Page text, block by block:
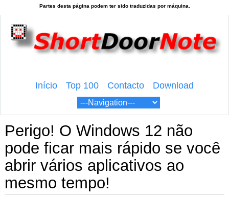
Início Top 100 Contacto Download
Perigo! O Windows 12 não
pode ficar mais rápido se você
abrir vários aplicativos ao
mesmo tempo!